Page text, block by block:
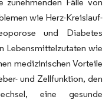
wie Herz-Kreislauf-
und Diabetes
Lebensmittelzutaten wie
medizinischen Vorteile
und Zellfunktion, den
eine gesunde